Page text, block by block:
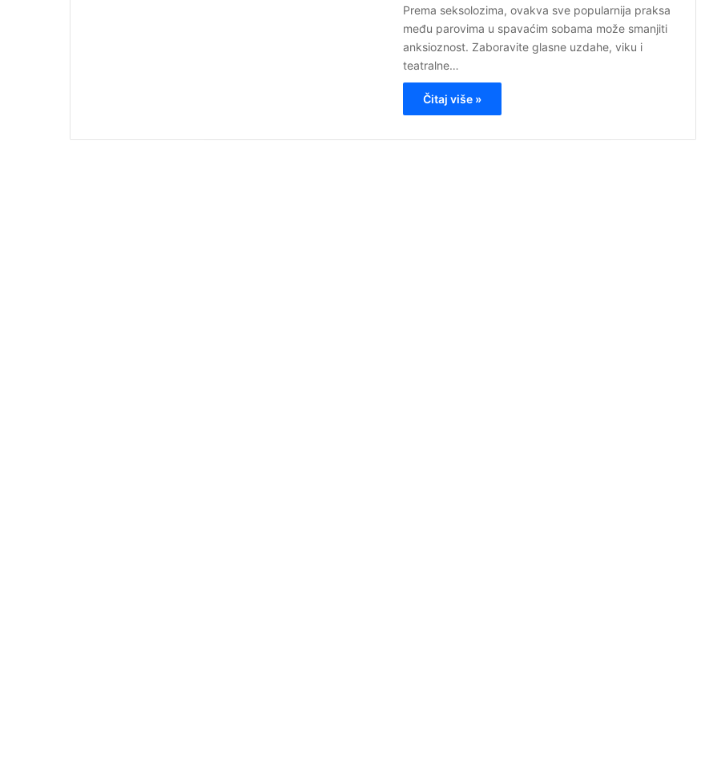
Prema seksolozima, ovakva sve popularnija praksa
među parovima u spavaćim sobama može smanjiti
anksioznost. Zaboravite glasne uzdahe, viku i
teatralne…
Čitaj više »